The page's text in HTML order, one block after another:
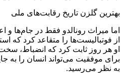
بهترین گلزن تاریخ رقابت‌های ملی
اما میراث رونالدو فقط در جام‌ها و
از فوتبالیست‌ها را متقاعد کرد که
او هر روز ثابت کرد که انضباط،
برای موفقیت می‌تواند انسان را به
به نظر می‌رسید.